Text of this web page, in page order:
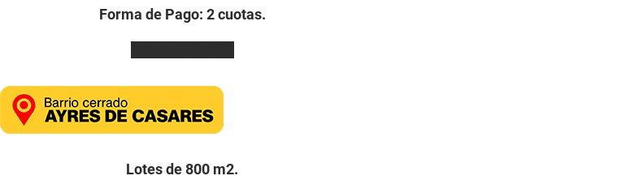
Forma de Pago: 2 cuotas.
Lotes de 800 m2.